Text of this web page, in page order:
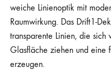
weiche Linienoptik mit
Raumwirkung. Das Drift1-
transparente Linien, die
Glasfläche ziehen und eine
erzeugen.